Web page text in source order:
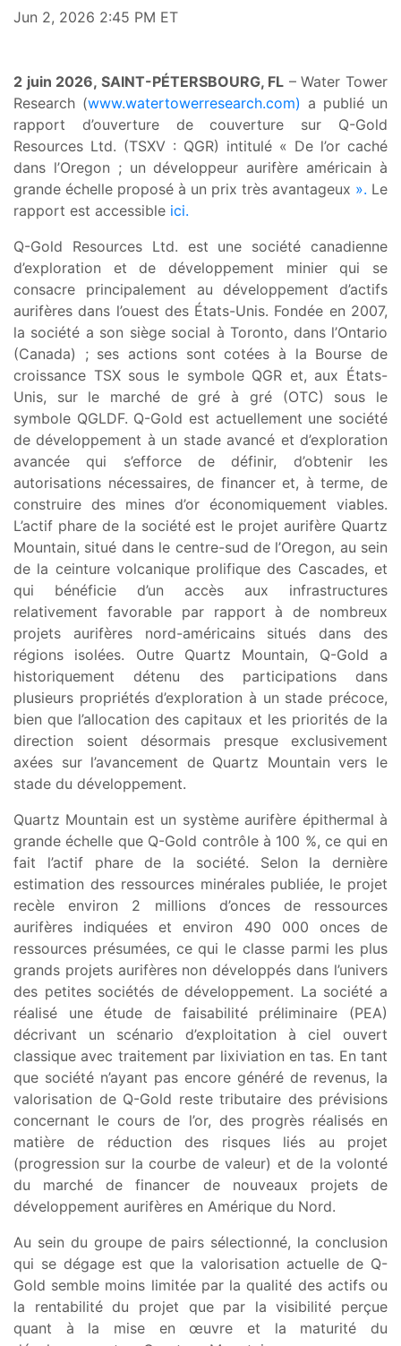
Jun 2, 2026 2:45 PM ET
2 juin 2026, SAINT-PÉTERSBOURG, FL – Water Tower
Research (www.watertowerresearch.com) a publié un
rapport d’ouverture de couverture sur Q-Gold
Resources Ltd. (TSXV : QGR) intitulé « De l’or caché
dans l’Oregon ; un développeur aurifère américain à
grande échelle proposé à un prix très avantageux ». Le
rapport est accessible ici.
Q-Gold Resources Ltd. est une société canadienne
d’exploration et de développement minier qui se
consacre principalement au développement d’actifs
aurifères dans l’ouest des États-Unis. Fondée en 2007,
la société a son siège social à Toronto, dans l’Ontario
(Canada) ; ses actions sont cotées à la Bourse de
croissance TSX sous le symbole QGR et, aux États-
Unis, sur le marché de gré à gré (OTC) sous le
symbole QGLDF. Q-Gold est actuellement une société
de développement à un stade avancé et d’exploration
avancée qui s’efforce de définir, d’obtenir les
autorisations nécessaires, de financer et, à terme, de
construire des mines d’or économiquement viables.
L’actif phare de la société est le projet aurifère Quartz
Mountain, situé dans le centre-sud de l’Oregon, au sein
de la ceinture volcanique prolifique des Cascades, et
qui bénéficie d’un accès aux infrastructures
relativement favorable par rapport à de nombreux
projets aurifères nord-américains situés dans des
régions isolées. Outre Quartz Mountain, Q-Gold a
historiquement détenu des participations dans
plusieurs propriétés d’exploration à un stade précoce,
bien que l’allocation des capitaux et les priorités de la
direction soient désormais presque exclusivement
axées sur l’avancement de Quartz Mountain vers le
stade du développement.
Quartz Mountain est un système aurifère épithermal à
grande échelle que Q-Gold contrôle à 100 %, ce qui en
fait l’actif phare de la société. Selon la dernière
estimation des ressources minérales publiée, le projet
recèle environ 2 millions d’onces de ressources
aurifères indiquées et environ 490 000 onces de
ressources présumées, ce qui le classe parmi les plus
grands projets aurifères non développés dans l’univers
des petites sociétés de développement. La société a
réalisé une étude de faisabilité préliminaire (PEA)
décrivant un scénario d’exploitation à ciel ouvert
classique avec traitement par lixiviation en tas. En tant
que société n’ayant pas encore généré de revenus, la
valorisation de Q-Gold reste tributaire des prévisions
concernant le cours de l’or, des progrès réalisés en
matière de réduction des risques liés au projet
(progression sur la courbe de valeur) et de la volonté
du marché de financer de nouveaux projets de
développement aurifères en Amérique du Nord.
Au sein du groupe de pairs sélectionné, la conclusion
qui se dégage est que la valorisation actuelle de Q-
Gold semble moins limitée par la qualité des actifs ou
la rentabilité du projet que par la visibilité perçue
quant à la mise en œuvre et la maturité du